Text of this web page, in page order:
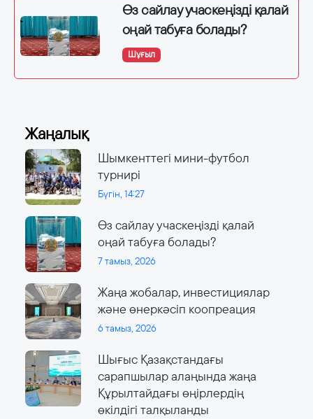
Өз сайлау учаскеңізді қалай
оңай табуға болады?
Шұғыл
Жаңалық
Шымкенттегі мини-футбол
турнирі
Бүгін, 14:27
Өз сайлау учаскеңізді қалай
оңай табуға болады?
7 тамыз, 2026
Жаңа жобалар, инвестициялар
және өнеркәсіп коопреация
6 тамыз, 2026
Шығыс Қазақстандағы
сарапшылар алаңында жаңа
Құрылтайдағы өңірлердің
өкілдігі талқыланды